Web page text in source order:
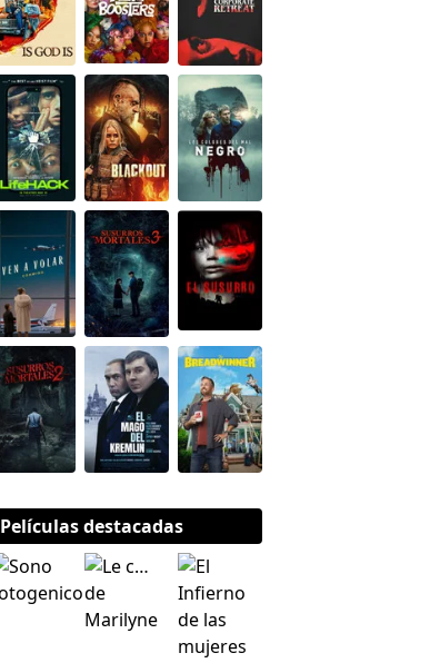
Películas destacadas